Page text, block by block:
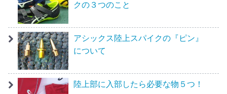
クの３つのこと
アシックス陸上スパイクの『ピン』
について
陸上部に入部したら必要な物５つ！